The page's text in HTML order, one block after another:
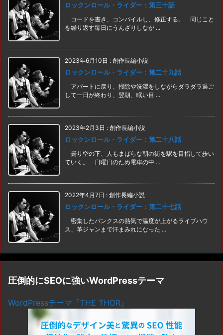
ロックンロール・ライダー：第三十話
コードを書き、コンパイルし、修正する。 同じこと
を繰り返す毎日にうんざりしなが ...
2023年6月10日 : 創作長編小説
ロックンロール・ライダー：第二十九話
アパートに戻り、掃除や洗濯をしながらダラダラ過ご
して一日が終わり、翌朝、眠い目 ...
2023年2月3日 : 創作長編小説
ロックンロール・ライダー：第二十八話
曇り空の下、人もまばらな朝の街を駅を目指して歩い
ていく。 日曜日のため電車の中 ...
2022年4月7日 : 創作長編小説
ロックンロール・ライダー：第二十七話
密集したパンクスの熱気で温度が上がるライブハウ
ス、革ジャンまで汗まみれになった ...
圧倒的にSEOに強いWordPressテーマ
WordPressテーマ『THE THOR』